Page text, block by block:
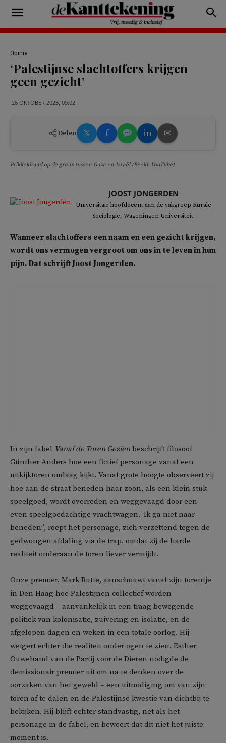
Opinie
‘Palestijnse slachtoffers krijgen
geen gezicht’
26 OKTOBER 2023, 09:02
Delen 𝕏 f in ✉
Prikkeldraad op de grens tussen Gaza en Israël (Beeld: YouTube)
JOOST JONGERDEN
Universitair hoofdocent aan de vakgroep Rurale
Sociologie, Wageningen Universiteit.
Wanneer slachtoffers een naam en een gezicht krijgen,
wordt ons vermogen vergroot om ons in te leven in hun
pijn. Dat schrijft Joost Jongerden.
In zijn fabel Vanaf de Toren Gezien beschrijft filosoof
Günther Anders hoe een fictief personage vanaf een
uitkijktoren omlaag kijkt. Vanaf grote hoogte observeert zij
hoe aan de straat beneden haar zoon, als een klein stuk
speelgoed, wordt overreden en weggevaagd door een
even speelgoedachtige vrachtwagen. ‘Ik ga niet naar
beneden!’, roept het personage, zich verzettend tegen de
gedwongen afdaling via de trap, omdat zij de harde
realiteit onderaan de toren liever vermijdt.
Onze premier, Mark Rutte, aanschouwt vanaf zijn torentje
in Den Haag hoe Palestijnen collectief worden
weggevaagd – aanvankelijk in een traag bewegende
politiek van kolonisatie, zuivering en isolatie, en de
afgelopen dagen en weken in een totale oorlog. Hij
weigert echter die realiteit onder ogen te zien. Esther
Ouwehand van de Partij voor de Dieren nodigde de
demissionair premier uit om na te denken over de
oorzaken van het geweld – een uitnodiging om van zijn
toren af te dalen en de Palestijnse kwestie van dichtbij te
bekijken. Hij blijft echter standvastig, net als het
personage in de fabel, en beweert dat dit niet het juiste
moment is.